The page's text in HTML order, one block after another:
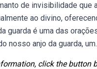
de invisibilidade que
ao divino,
guarda é uma das
nosso anjo da guarda, um.
click the button